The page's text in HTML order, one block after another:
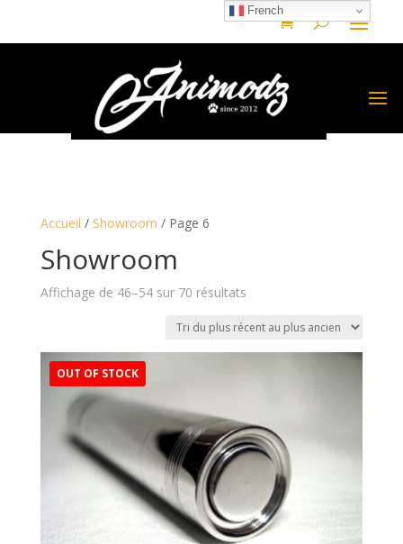
Accueil / Showroom / Page 6
Showroom
Affichage de 46–54 sur 70 résultatsTrié
plus
récent
French